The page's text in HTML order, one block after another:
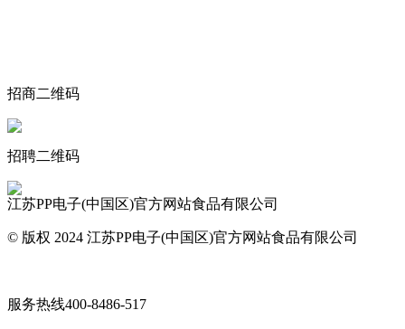
招商二维码
招聘二维码
江苏PP电子(中国区)官方网站食品有限公司
© 版权 2024 江苏PP电子(中国区)官方网站食品有限公司
服务热线400-8486-517